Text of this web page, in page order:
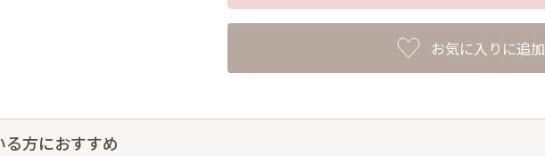
お気に入りに追加
方におすすめ